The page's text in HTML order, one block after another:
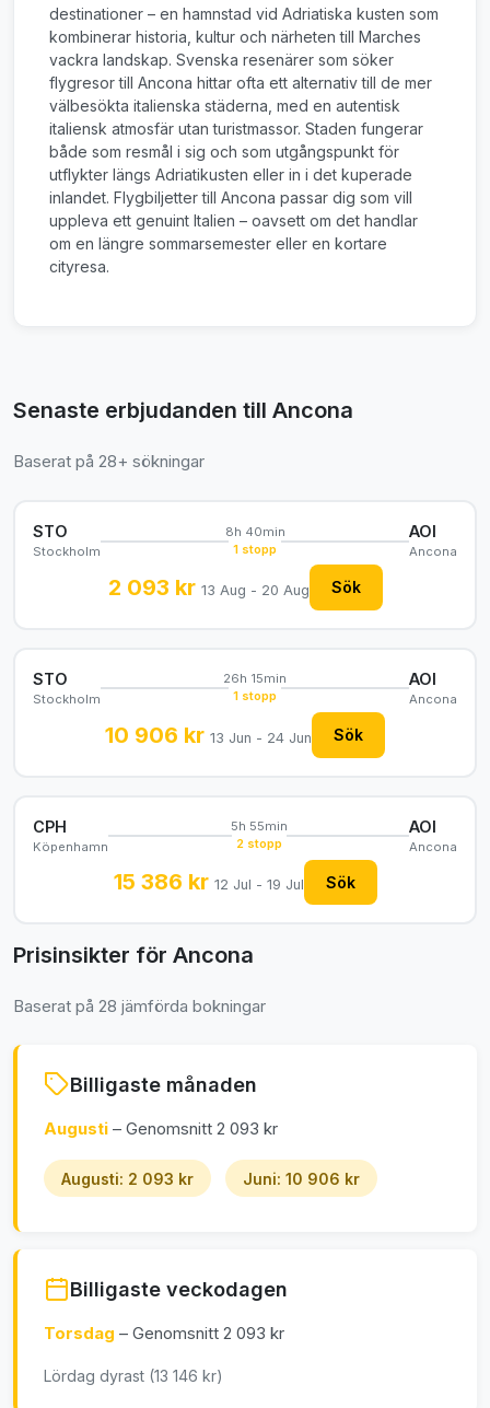
destinationer – en hamnstad vid Adriatiska kusten som
kombinerar historia, kultur och närheten till Marches
vackra landskap. Svenska resenärer som söker
flygresor till Ancona hittar ofta ett alternativ till de mer
välbesökta italienska städerna, med en autentisk
italiensk atmosfär utan turistmassor. Staden fungerar
både som resmål i sig och som utgångspunkt för
utflykter längs Adriatikusten eller in i det kuperade
inlandet. Flygbiljetter till Ancona passar dig som vill
uppleva ett genuint Italien – oavsett om det handlar
om en längre sommarsemester eller en kortare
cityresa.
Senaste erbjudanden till Ancona
Baserat på 28+ sökningar
STO
Stockholm
8h 40min
1 stopp
AOI
Ancona
2 093 kr 13 Aug - 20 Aug Sök
STO
Stockholm
26h 15min
1 stopp
AOI
Ancona
10 906 kr 13 Jun - 24 Jun Sök
CPH
Köpenhamn
5h 55min
2 stopp
AOI
Ancona
15 386 kr 12 Jul - 19 Jul Sök
Prisinsikter för Ancona
Baserat på 28 jämförda bokningar
Billigaste månaden
Augusti – Genomsnitt 2 093 kr
Augusti: 2 093 kr Juni: 10 906 kr
Billigaste veckodagen
Torsdag – Genomsnitt 2 093 kr
Lördag dyrast (13 146 kr)